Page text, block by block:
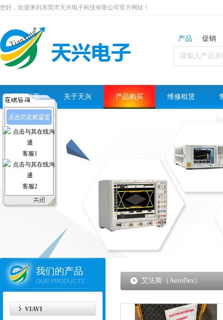
您好，欢迎来到东莞市天兴电子科技有限公司官方网站！
产品 促销
网站首页 关于天兴 产品购买 维修租赁
我们的产品
OUR PRODUCTS
VIAVI
艾法斯（Aeroflex）
客服1
客服2